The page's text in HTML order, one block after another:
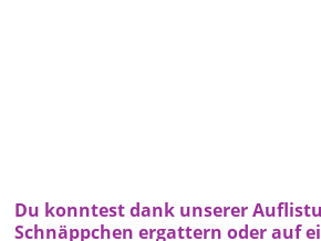
Du konntest dank unserer
Schnäppchen ergattern oder auf